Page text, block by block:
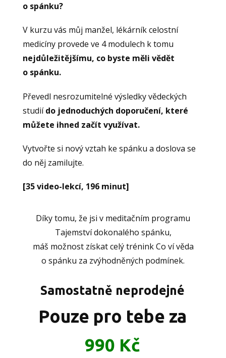
o spánku?
V kurzu vás můj manžel, lékárník celostní
medicíny provede ve 4 modulech k tomu
nejdůležitějšímu, co byste měli vědět
o spánku.
Převedl nesrozumitelné výsledky vědeckých
studiído jednoduchých doporučení, které
můžete ihned začít využívat.
Vytvořte si nový vztah ke spánku a doslova se
do něj zamilujte.
[35 video-lekcí, 196 minut]
Díky tomu, že jsi v meditačním programu
Tajemství dokonalého spánku,
máš možnost získat celý trénink Co ví věda
o spánku za zvýhodněných podmínek.
Samostatně neprodejné
Pouze pro tebe za
990 Kč